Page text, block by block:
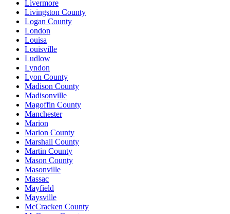
Livermore
Livingston County
Logan County
London
Louisa
Louisville
Ludlow
Lyndon
Lyon County
Madison County
Madisonville
Magoffin County
Manchester
Marion
Marion County
Marshall County
Martin County
Mason County
Masonville
Massac
Mayfield
Maysville
McCracken County